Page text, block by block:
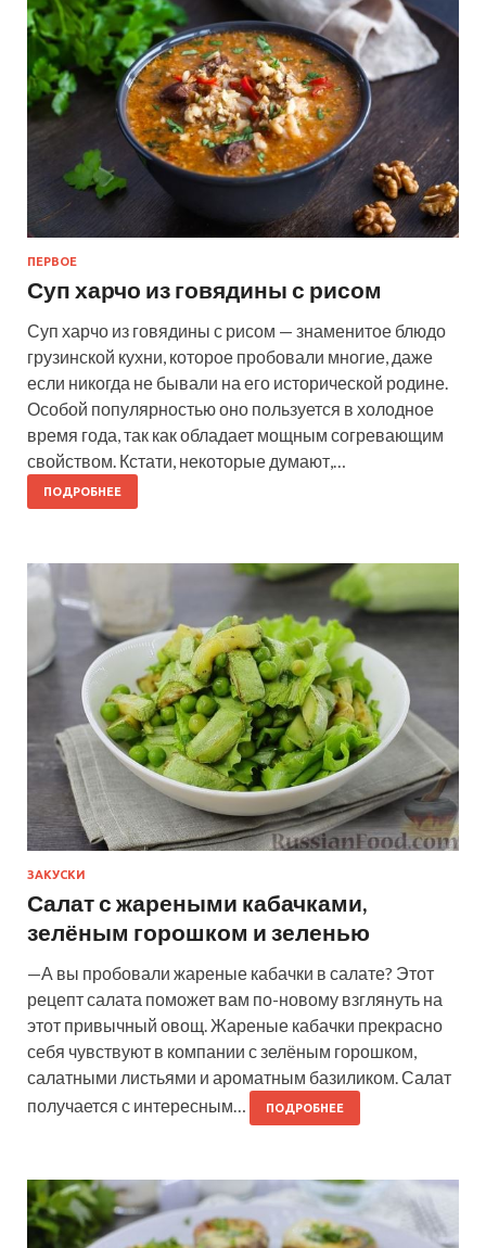
ПЕРВОЕ
Суп харчо из говядины с рисом
Суп харчо из говядины с рисом — знаменитое блюдо
грузинской кухни, которое пробовали многие, даже
если никогда не бывали на его исторической родине.
Особой популярностью оно пользуется в холодное
время года, так как обладает мощным согревающим
свойством. Кстати, некоторые думают,…
ПОДРОБНЕЕ
ЗАКУСКИ
Салат с жареными кабачками,
зелёным горошком и зеленью
—А вы пробовали жареные кабачки в салате? Этот
рецепт салата поможет вам по-новому взглянуть на
этот привычный овощ. Жареные кабачки прекрасно
себя чувствуют в компании с зелёным горошком,
салатными листьями и ароматным базиликом. Салат
получается с интересным…
ПОДРОБНЕЕ